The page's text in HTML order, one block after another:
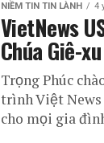
NIỀM TIN TIN LÀNH 4
VietNews
Chúa Giê-
Trọng Phúc
trình Việt
cho mọi gia